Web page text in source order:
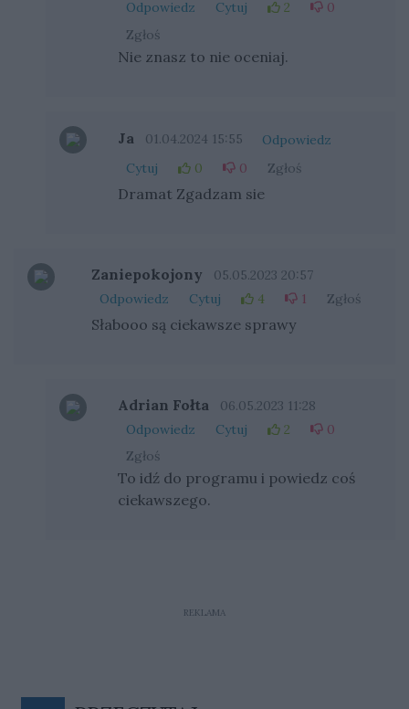
Odpowiedz
Cytuj 2
0
Zgłoś
Nie znasz to nie oceniaj.
Ja 01.04.2024 15:55
Odpowiedz
Cytuj
0 0 Zgłoś
Dramat Zgadzam sie
Zaniepokojony
05.05.2023 20:57
Odpowiedz
Cytuj 4 1 Zgłoś
Słabooo są ciekawsze sprawy
Adrian Fołta
06.05.2023 11:28
Odpowiedz
Cytuj 2
0
Zgłoś
To idź do programu i powiedz coś
ciekawszego.
REKLAMA